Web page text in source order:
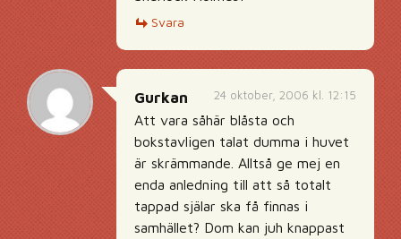
Svara
24 oktober, 2006 kl. 12:15
Gurkan
Att vara såhär blåsta och
bokstavligen talat dumma i huvet
är skrämmande. Alltså ge mej en
enda anledning till att så totalt
tappad själar ska få finnas i
samhället? Dom kan juh knappast